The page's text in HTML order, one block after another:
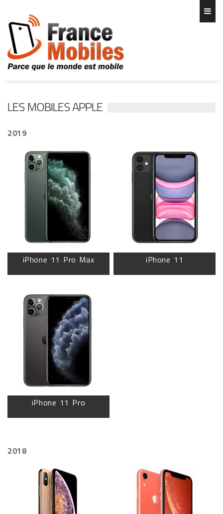
LES MOBILES APPLE
2019
iPhone 11 Pro Max iPhone 11
iPhone 11 Pro
2018